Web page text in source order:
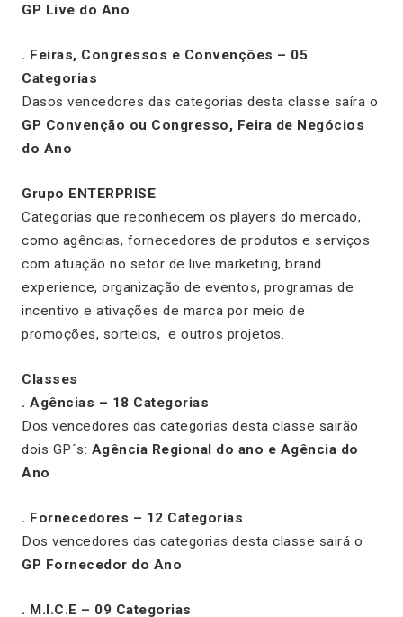
GP Live do Ano.
. Feiras, Congressos e Convenções – 05
Categorias
Dasos vencedores das categorias desta classe saíra o
GP Convenção ou Congresso, Feira de Negócios
do Ano
Grupo ENTERPRISE
Categorias que reconhecem os players do mercado,
como agências, fornecedores de produtos e serviços
com atuação no setor de live marketing, brand
experience, organização de eventos, programas de
incentivo e ativações de marca por meio de
promoções, sorteios, e outros projetos.
Classes
. Agências – 18 Categorias
Dos vencedores das categorias desta classe sairão
dois GP´s: Agência Regional do ano e Agência do
Ano
. Fornecedores – 12 Categorias
Dos vencedores das categorias desta classe sairá o
GP Fornecedor do Ano
. M.I.C.E – 09 Categorias